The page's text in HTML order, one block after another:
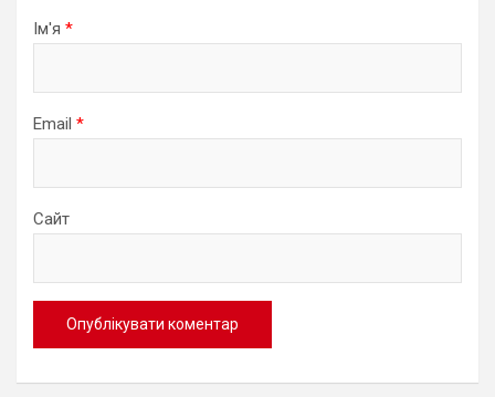
Ім'я *
Email *
Сайт